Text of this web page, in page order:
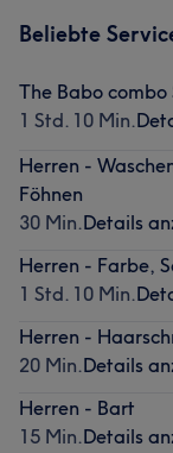
Beliebte
The Babo combo
1 Std. 10 Min.
Herren -
Föhnen
30 Min.Details
Herren - Farbe,
1 Std. 10 Min.
Herren -
20 Min.Details
Herren - Bart
15 Min.Details